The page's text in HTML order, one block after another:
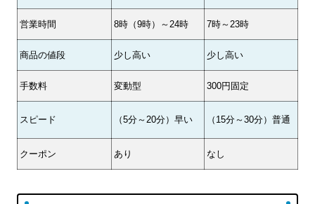
営業時間 8時（9時）～24時 7時～23時
商品の値段 少し高い 少し高い
手数料 変動型 300円固定
スピード （5分～20分）早い （15分～30分）普通
クーポン あり なし